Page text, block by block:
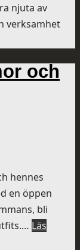
njuta av
verksamhet
och
hennes
en öppen
bli
Läs